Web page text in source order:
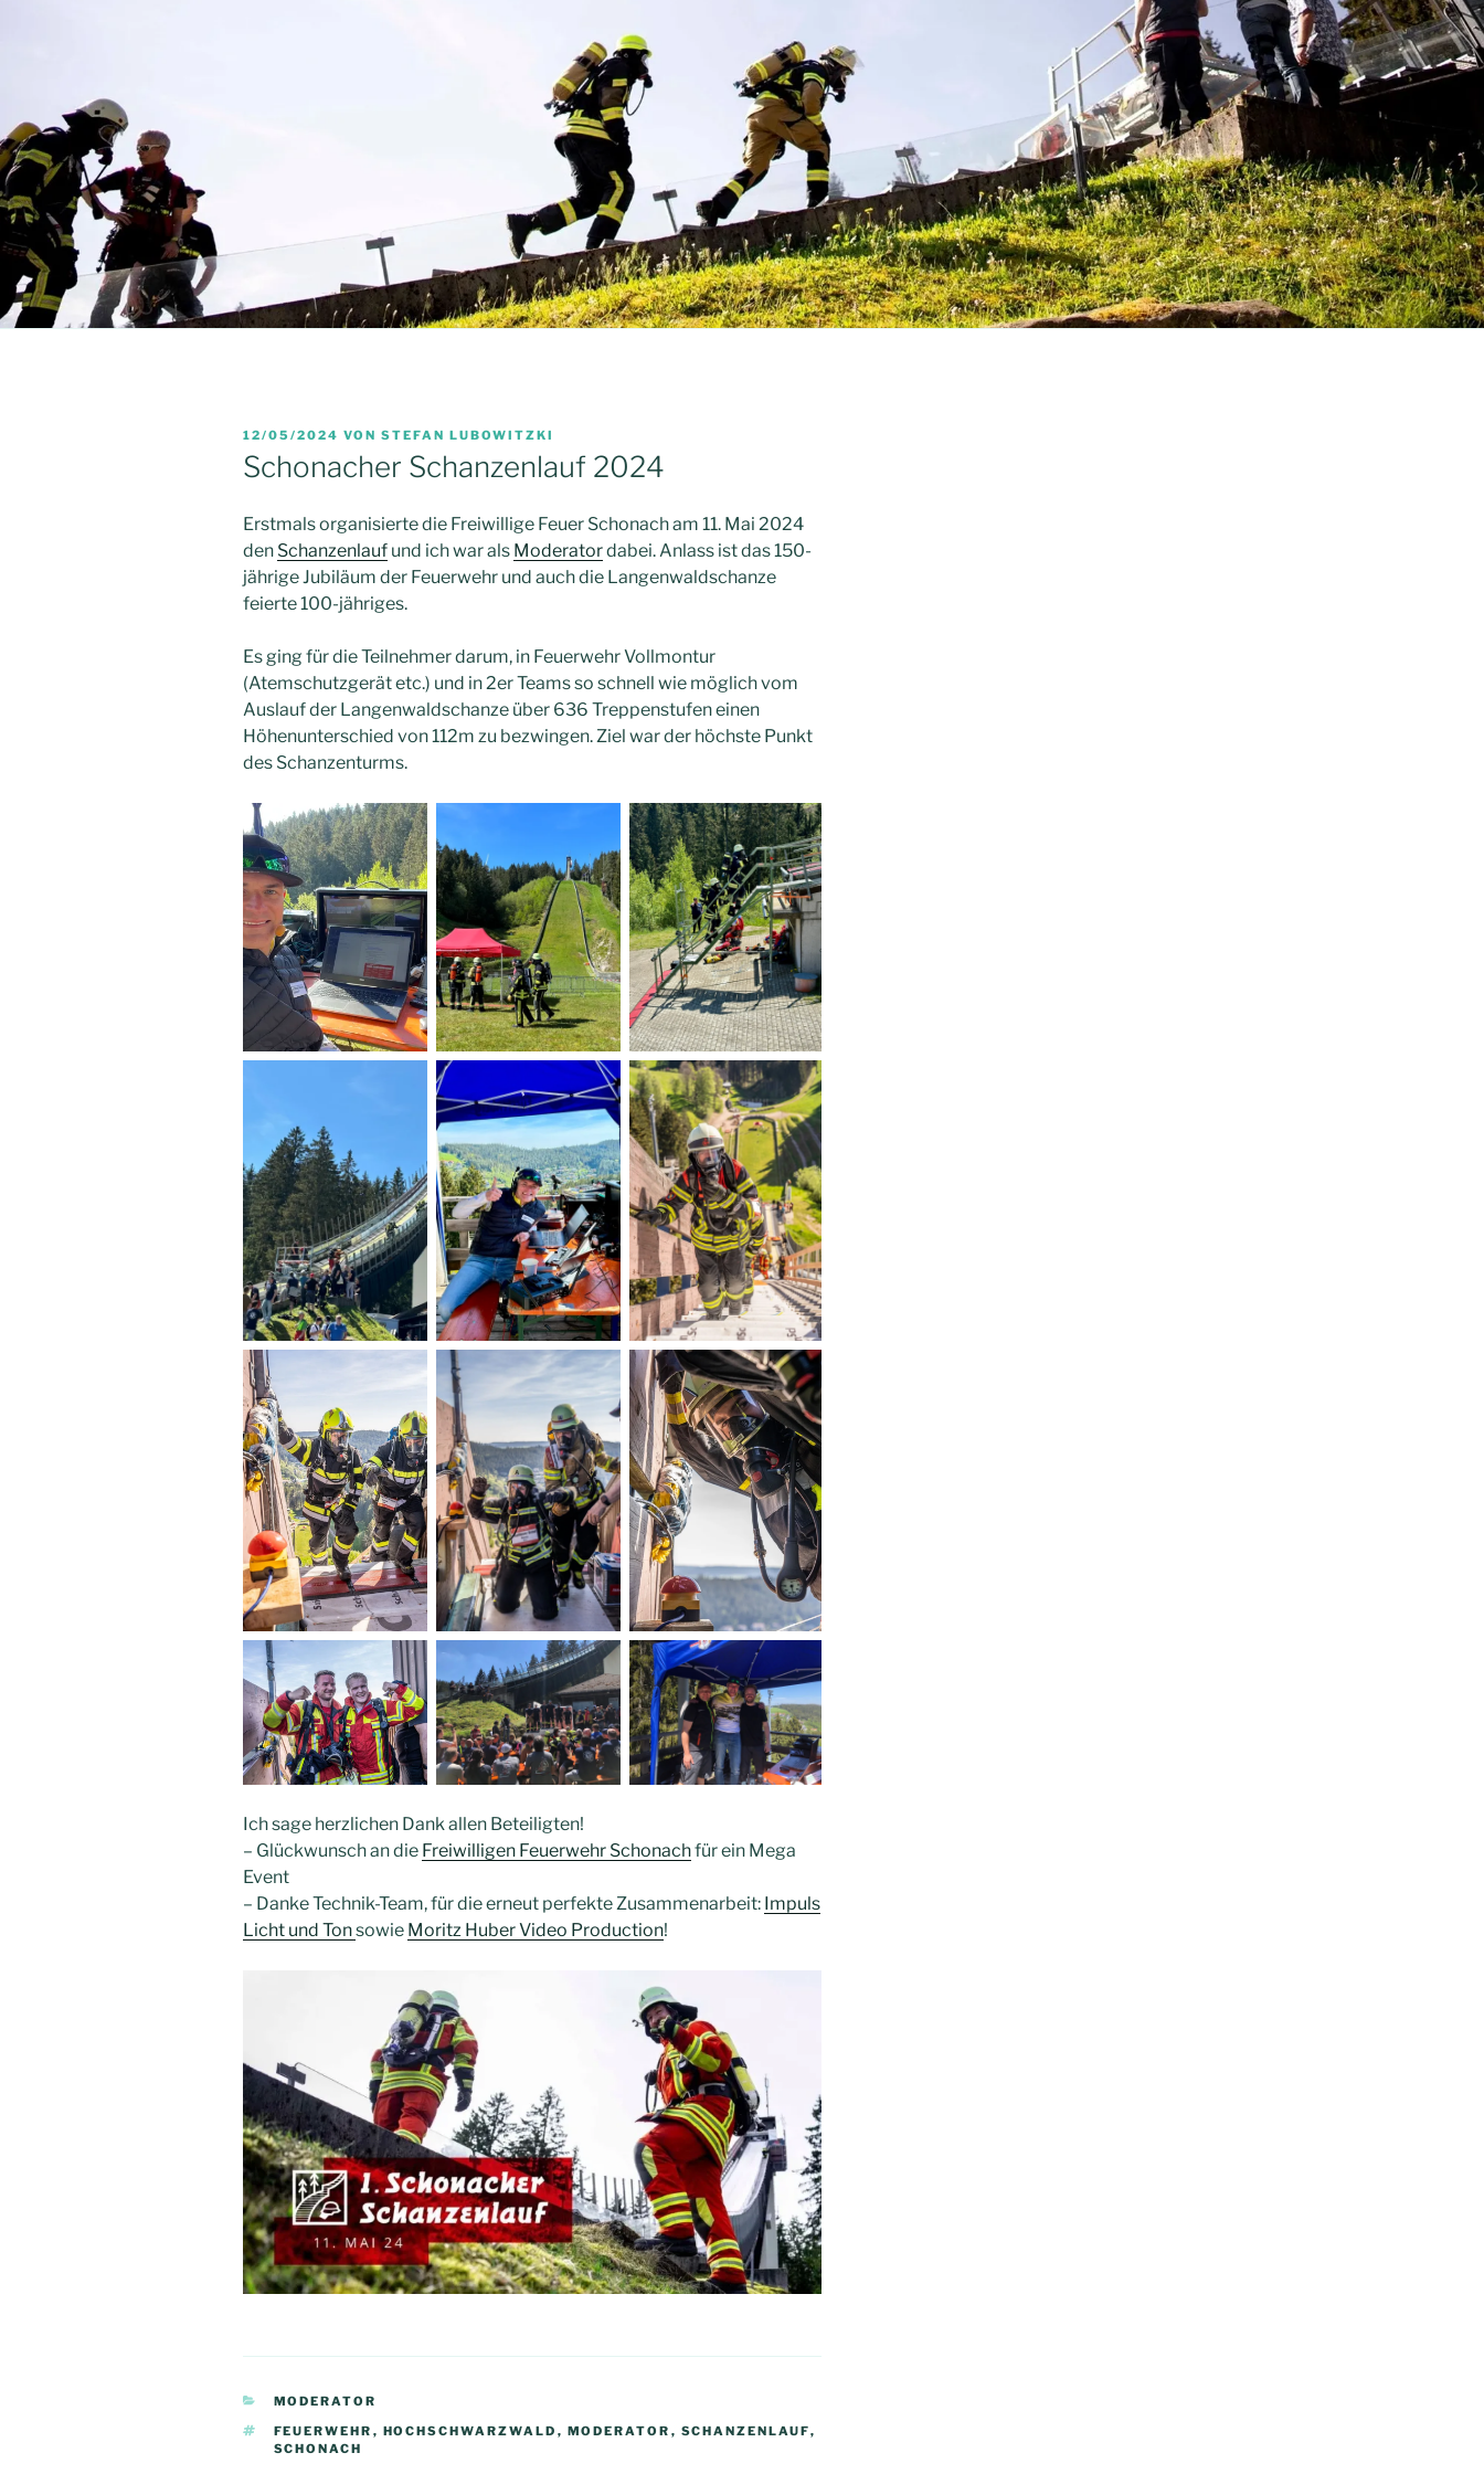
VERÖFFENTLICHT
AM
12/05/2024 VON STEFAN LUBOWITZKI
Schonacher Schanzenlauf 2024
Erstmals organisierte die Freiwillige Feuer Schonach am 11. Mai 2024
den Schanzenlauf und ich war als Moderatordabei. Anlass ist das 150-
jährige Jubiläum der Feuerwehr und auch die Langenwaldschanze
feierte 100-jähriges.
Es ging für die Teilnehmer darum, in Feuerwehr Vollmontur
(Atemschutzgerät etc.) und in 2er Teams so schnell wie möglich vom
Auslauf der Langenwaldschanze über 636 Treppenstufen einen
Höhenunterschied von 112m zu bezwingen. Ziel war der höchste Punkt
des Schanzenturms.
Ich sage herzlichen Dank allen Beteiligten!
– Glückwunsch an die Freiwilligen Feuerwehr Schonachfür ein Mega
Event
– Danke Technik-Team, für die erneut perfekte Zusammenarbeit: Impuls
Licht und Tonsowie Moritz Huber Video Production!
KATEGORIEN
MODERATOR
SCHLAGWÖRTER
FEUERWEHR , HOCHSCHWARZWALD , MODERATOR , SCHANZENLAUF,
SCHONACH